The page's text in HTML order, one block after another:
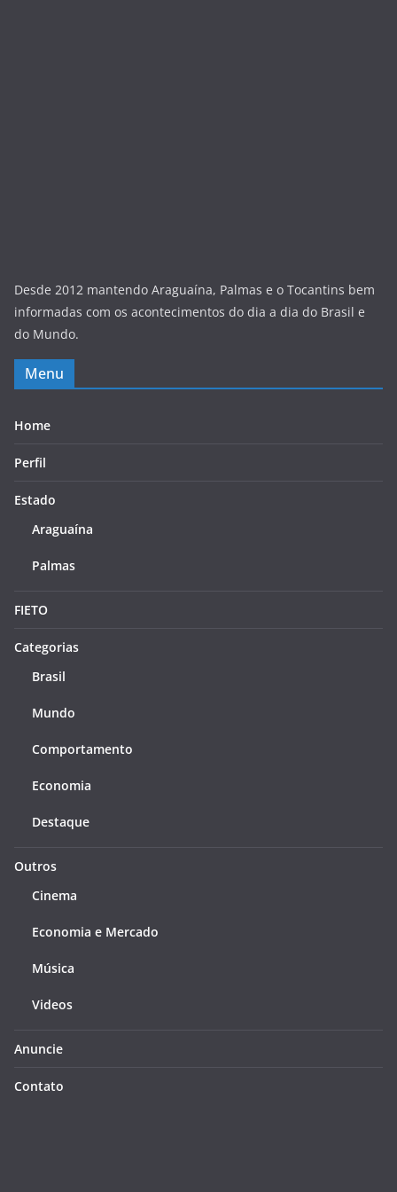
Desde 2012 mantendo Araguaína, Palmas e o Tocantins bem
informadas com os acontecimentos do dia a dia do Brasil e
do Mundo.
Menu
Home
Perfil
Estado
Araguaína
Palmas
FIETO
Categorias
Brasil
Mundo
Comportamento
Economia
Destaque
Outros
Cinema
Economia e Mercado
Música
Videos
Anuncie
Contato